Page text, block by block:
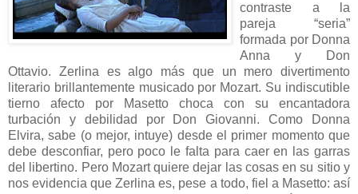
contraste a la
pareja “seria”
formada por Donna
Anna y Don
Ottavio. Zerlina es algo más que un mero divertimento
literario brillantemente musicado por Mozart. Su indiscutible
tierno afecto por Masetto choca con su encantadora
turbación y debilidad por Don Giovanni. Como Donna
Elvira, sabe (o mejor, intuye) desde el primer momento que
debe desconfiar, pero poco le falta para caer en las garras
del libertino. Pero Mozart quiere dejar las cosas en su sitio y
nos evidencia que Zerlina es, pese a todo, fiel a Masetto: así